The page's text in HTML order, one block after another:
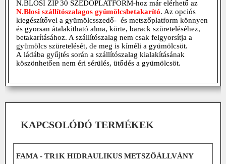
N.BLOSI ZIP 30 SZEDŐPLATFORM-hoz már elérhető az
N.Blosi szállítószalagos gyümölcsbetakarító. Az opciós
kiegészítővel a gyümölcsszedő- és metszőplatform könnyen
és gyorsan átalakítható alma, körte, barack szüreteléséhez,
betakarításához. A szállítószalag nem csak felgyorsítja a
gyümölcs szüretelését, de meg is kíméli a gyümölcsöt.
A ládába gyűjtés során a szállítószalag kialakításának
köszönhetően nem éri sérülés, ütődés a gyümölcsöt.
KAPCSOLÓDÓ TERMÉKEK
FAMA - TR1K HIDRAULIKUS METSZŐÁLLVÁNY